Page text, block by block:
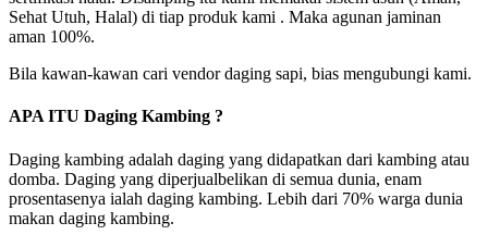
Sehat Utuh, Halal) di tiap produk kami . Maka agunan jaminan
aman 100%.
Bila kawan-kawan cari vendor daging sapi, bias mengubungi kami.
APA ITU Daging Kambing ?
Daging kambing adalah daging yang didapatkan dari kambing atau
domba. Daging yang diperjualbelikan di semua dunia, enam
prosentasenya ialah daging kambing. Lebih dari 70% warga dunia
makan daging kambing.